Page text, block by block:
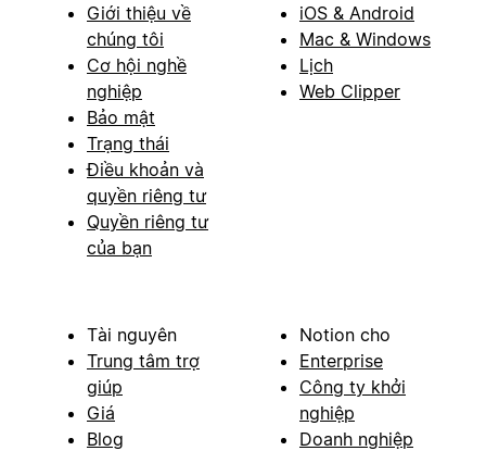
Giới thiệu về
chúng tôi
Cơ hội nghề
nghiệp
Bảo mật
Trạng thái
Điều khoản và
quyền riêng tư
Quyền riêng tư
của bạn
iOS & Android
Mac & Windows
Lịch
Web Clipper
Tài nguyên
Trung tâm trợ
giúp
Giá
Blog
Notion cho
Enterprise
Công ty khởi
nghiệp
Doanh nghiệp